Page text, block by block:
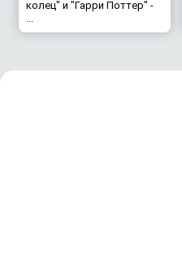
колец" и "Гарри Поттер" -
...